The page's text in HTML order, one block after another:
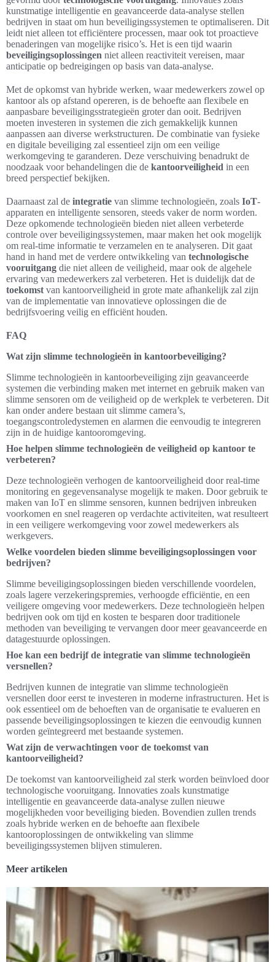
kunstmatige intelligentie en geavanceerde data-analyse stellen
bedrijven in staat om hun beveiligingssystemen te optimaliseren. Dit
leidt niet alleen tot efficiëntere processen, maar ook tot proactieve
benaderingen van mogelijke risico’s. Het is een tijd waarin
beveiligingsoplossingen niet alleen reactiviteit vereisen, maar
anticipatie op bedreigingen op basis van data-analyse.
Met de opkomst van hybride werken, waar medewerkers zowel op
kantoor als op afstand opereren, is de behoefte aan flexibele en
aanpasbare beveiligingsstrategieën groter dan ooit. Bedrijven
moeten investeren in systemen die zich gemakkelijk kunnen
aanpassen aan diverse werkstructuren. De combinatie van fysieke
en digitale beveiliging zal essentieel zijn om een veilige
werkomgeving te garanderen. Deze verschuiving benadrukt de
noodzaak voor behandelingen die de kantoorveiligheid in een
breed perspectief bekijken.
Daarnaast zal de integratie van slimme technologieën, zoals IoT-
apparaten en intelligente sensoren, steeds vaker de norm worden.
Deze opkomende technologieën bieden niet alleen verbeterde
controle over beveiligingssystemen, maar maken het ook mogelijk
om real-time informatie te verzamelen en te analyseren. Dit gaat
hand in hand met de verdere ontwikkeling van technologische
vooruitgang die niet alleen de veiligheid, maar ook de algehele
ervaring van medewerkers zal verbeteren. Het is duidelijk dat de
toekomst van kantoorveiligheid in grote mate afhankelijk zal zijn
van de implementatie van innovatieve oplossingen die de
bedrijfsvoering veilig en efficiënt houden.
FAQ
Wat zijn slimme technologieën in kantoorbeveiliging?
Slimme technologieën in kantoorbeveiliging zijn geavanceerde
systemen die verbinding maken met internet en gebruik maken van
slimme sensoren om de veiligheid op de werkplek te verbeteren. Dit
kan onder andere bestaan uit slimme camera’s,
toegangscontroledystemen en alarmen die eenvoudig te integreren
zijn in de huidige kantooromgeving.
Hoe helpen slimme technologieën de veiligheid op kantoor te
verbeteren?
Deze technologieën verhogen de kantoorveiligheid door real-time
monitoring en gegevensanalyse mogelijk te maken. Door gebruik te
maken van IoT en slimme sensoren, kunnen bedrijven inbreuken
voorkomen en snel reageren op verdachte activiteiten, wat resulteert
in een veiligere werkomgeving voor zowel medewerkers als
werkgevers.
Welke voordelen bieden slimme beveiligingsoplossingen voor
bedrijven?
Slimme beveiligingsoplossingen bieden verschillende voordelen,
zoals lagere verzekeringspremies, verhoogde efficiëntie, en een
veiligere omgeving voor medewerkers. Deze technologieën helpen
bedrijven ook om tijd en kosten te besparen door traditionele
methoden van beveiliging te vervangen door meer geavanceerde en
datagestuurde oplossingen.
Hoe kan een bedrijf de integratie van slimme technologieën
versnellen?
Bedrijven kunnen de integratie van slimme technologieën
versnellen door eerst te investeren in moderne infrastructuren. Het is
ook essentieel om de behoeften van de organisatie te evalueren en
passende beveiligingsoplossingen te kiezen die eenvoudig kunnen
worden geïntegreerd met bestaande systemen.
Wat zijn de verwachtingen voor de toekomst van
kantoorveiligheid?
De toekomst van kantoorveiligheid zal sterk worden beïnvloed door
technologische vooruitgang. Innovaties zoals kunstmatige
intelligentie en geavanceerde data-analyse zullen nieuwe
mogelijkheden voor beveiliging bieden. Bovendien zullen trends
zoals hybride werken en de behoefte aan flexibele
kantooroplossingen de ontwikkeling van slimme
beveiligingssystemen blijven stimuleren.
Meer artikelen